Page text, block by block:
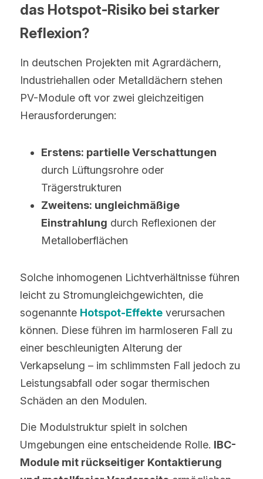
das Hotspot-Risiko bei starker
Reflexion?
In deutschen Projekten mit Agrardächern,
Industriehallen oder Metalldächern stehen
PV-Module oft vor zwei gleichzeitigen
Herausforderungen:
Erstens: partielle Verschattungen
durch Lüftungsrohre oder
Trägerstrukturen
Zweitens: ungleichmäßige
Einstrahlung durch Reflexionen der
Metalloberflächen
Solche inhomogenen Lichtverhältnisse führen
leicht zu Stromungleichgewichten, die
sogenannte Hotspot-Effekte verursachen
können. Diese führen im harmloseren Fall zu
einer beschleunigten Alterung der
Verkapselung – im schlimmsten Fall jedoch zu
Leistungsabfall oder sogar thermischen
Schäden an den Modulen.
Die Modulstruktur spielt in solchen
Umgebungen eine entscheidende Rolle. IBC-
Module mit rückseitiger Kontaktierung